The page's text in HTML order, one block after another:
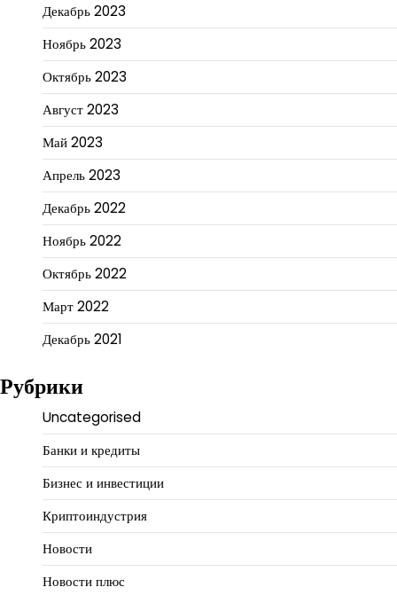
Декабрь 2023
Ноябрь 2023
Октябрь 2023
Август 2023
Май 2023
Апрель 2023
Декабрь 2022
Ноябрь 2022
Октябрь 2022
Март 2022
Декабрь 2021
Рубрики
Uncategorised
Банки и кредиты
Бизнес и инвестиции
Криптоиндустрия
Новости
Новости плюс